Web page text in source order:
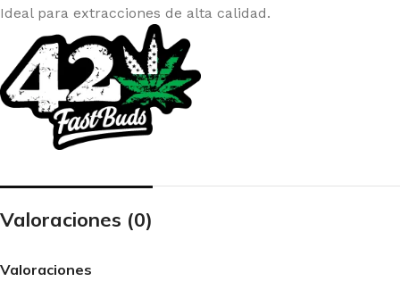
Ideal para extracciones de alta calidad.
Valoraciones (0)
Valoraciones